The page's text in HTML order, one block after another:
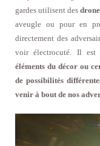
gardes utilisent des
aveugle ou pour en
directement des
voir électrocuté. Il est
éléments du décor ou
de possibilités
venir à bout de nos